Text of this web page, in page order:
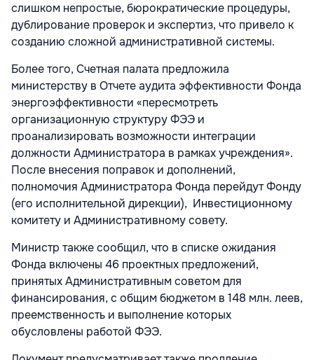
слишком непростые, бюрократические процедуры,
дублирование проверок и экспертиз, что привело к
созданию сложной административной системы.
Более того, Счетная палата предложила
министерству в Отчете аудита эффективности Фонда
энергоэффективности «пересмотреть
организационную структуру ФЭЭ и
проанализировать возможности интеграции
должности Администратора в рамках учреждения».
После внесения поправок и дополнений,
полномочия Администратора Фонда перейдут Фонду
(его исполнительной дирекции), Инвестиционному
комитету и Административному совету.
Министр также сообщил, что в списке ожидания
Фонда включены 46 проектных предложений,
принятых Административным советом для
финансирования, с общим бюджетом в 148 млн. леев,
преемственность и выполнение которых
обусловлены работой ФЭЭ.